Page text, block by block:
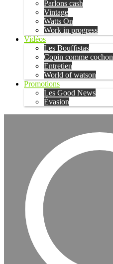
Parlons cash
Vintage
Watts On
Work in progress
Vidéos
Les Bouffistas
Copin comme cochon
Entretien
World of watson
Promotions
Les Good News
Évasion